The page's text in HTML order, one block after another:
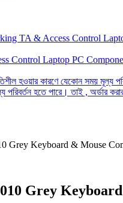
TA & Access Control
Control Laptop PC
হওয়ার কারণে যেকোন সময় মূল্য
পরিবর্তন হতে পারে। তাই , অর্ডার
Grey Keyboard & Mouse
Grey